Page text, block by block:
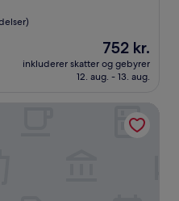
Prisen
er
752 kr.
752 kr.
inkluderer skatter og gebyrer
12. aug. - 13. aug.